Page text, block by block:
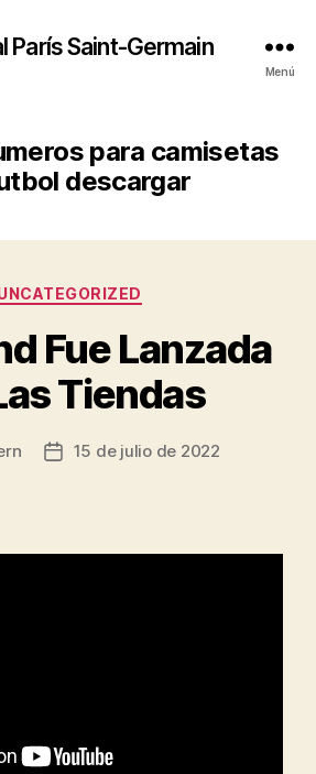
París Saint-Germain
Menú
para camisetas
descargar
Categorías
Fue Lanzada
Tiendas
Fecha15 de julio de 2022